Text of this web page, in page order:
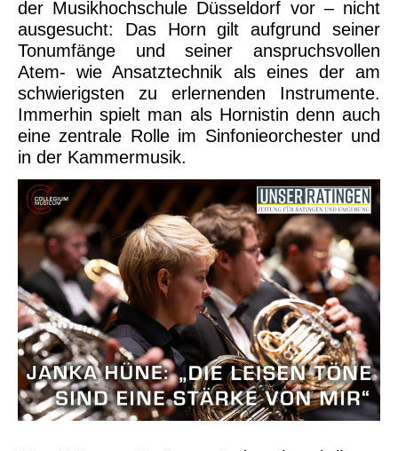
der Musikhochschule Düsseldorf vor – nicht
ausgesucht: Das Horn gilt aufgrund seiner
Tonumfänge und seiner anspruchsvollen
Atem- wie Ansatztechnik als eines der am
schwierigsten zu erlernenden Instrumente.
Immerhin spielt man als Hornistin denn auch
eine zentrale Rolle im Sinfonieorchester und
in der Kammermusik.